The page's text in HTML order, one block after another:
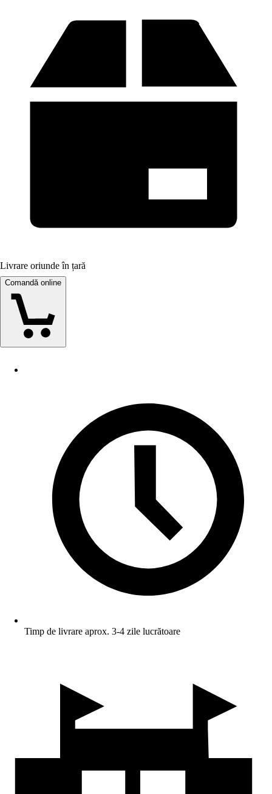
Livrare oriunde în țară
Comandă online
Timp de livrare aprox. 3-4 zile lucrătoare